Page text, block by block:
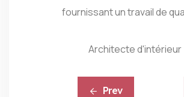
fournissant un travail de
Architecte d'intérieur
Prev